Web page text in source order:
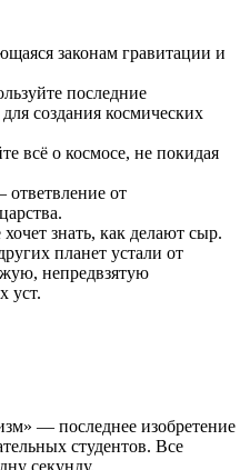
законам гравитации и
последние
создания космических
всё о космосе, не покидая
от
знать, как делают сыр.
планет устали от
непредвзятую
уст.
— последнее изобретение
студентов. Все
секунду.